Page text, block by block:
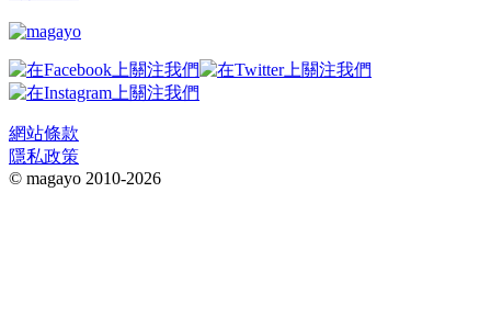
網站條款
隱私政策
© magayo 2010-2026